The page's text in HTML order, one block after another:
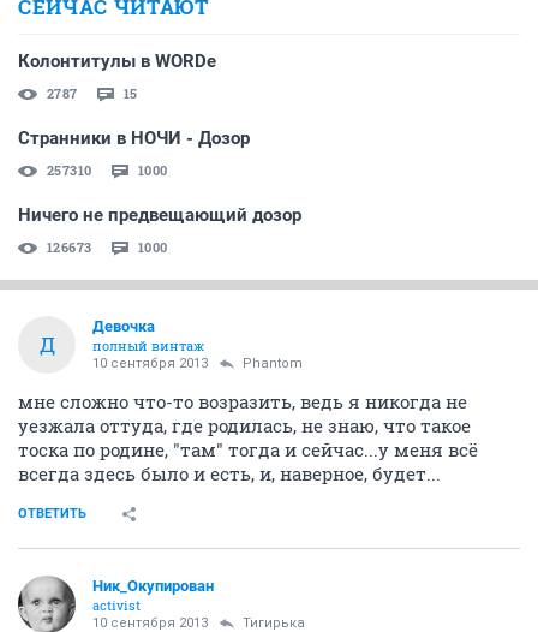
СЕЙЧАС ЧИТАЮТ
Колонтитулы в WORDе
2787 15
Странники в НОЧИ - Дозор
257310 1000
Ничего не предвещающий дозор
126673 1000
Д
Девочка
полный винтаж
10 сентября 2013 Phantom
мне сложно что-то возразить, ведь я никогда не
уезжала оттуда, где родилась, не знаю, что такое
тоска по родине, "там" тогда и сейчас...у меня всё
всегда здесь было и есть, и, наверное, будет...
ОТВЕТИТЬ
Ник_Окупирован
activist
10 сентября 2013 Тигирька